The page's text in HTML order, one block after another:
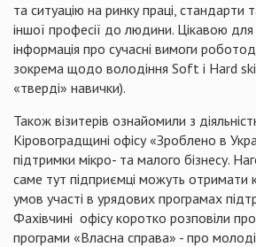
та ситуацію на ринку праці, стандарти
іншої професії до людини. Цікавою для
інформація про сучасні вимоги
зокрема щодо володіння Soft і Hard
«тверді» навички).
Також візитерів ознайомили з
Кіровоградщині офісу «Зроблено в
підтримки мікро- та малого бізнесу.
саме тут підприємці можуть отримати
умов участі в урядових програмах
Фахівчині офісу коротко розповіли
програми «Власна справа» - про